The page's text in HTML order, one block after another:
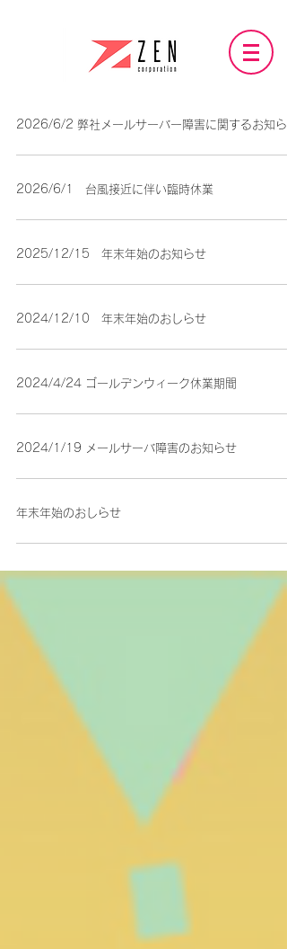
2026/6/2 弊社メールサーバー障害に関するお知ら
2026/6/1 台風接近に伴い臨時休業
2025/12/15 年末年始のお知らせ
2024/12/10 年末年始のおしらせ
2024/4/24 ゴールデンウィーク休業期間
2024/1/19 メールサーバ障害のお知らせ
年末年始のおしらせ